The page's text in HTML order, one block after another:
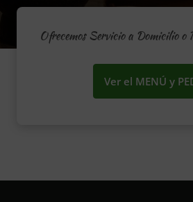
Ofrecemos Servicio a Domicilio o
Ver el MENÚ y